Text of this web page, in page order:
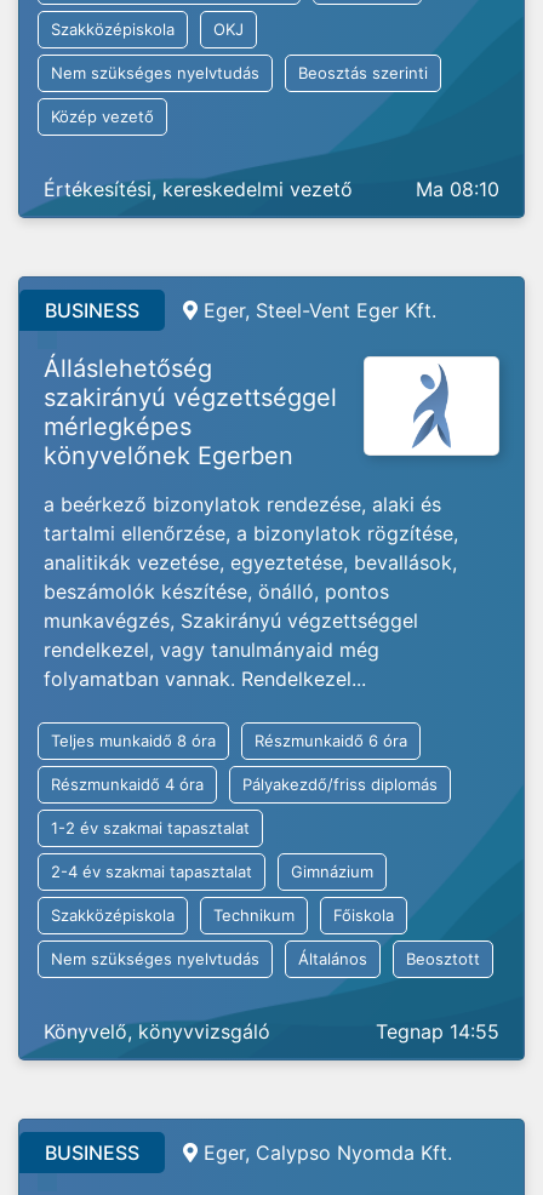
Szakközépiskola OKJ
Nem szükséges nyelvtudás Beosztás szerinti
Közép vezető
Értékesítési, kereskedelmi vezető Ma 08:10
BUSINESS Eger, Steel-Vent Eger Kft.
Álláslehetőség
szakirányú végzettséggel
mérlegképes
könyvelőnek Egerben
a beérkező bizonylatok rendezése, alaki és
tartalmi ellenőrzése, a bizonylatok rögzítése,
analitikák vezetése, egyeztetése, bevallások,
beszámolók készítése, önálló, pontos
munkavégzés, Szakirányú végzettséggel
rendelkezel, vagy tanulmányaid még
folyamatban vannak. Rendelkezel...
Teljes munkaidő 8 óra Részmunkaidő 6 óra
Részmunkaidő 4 óra Pályakezdő/friss diplomás
1-2 év szakmai tapasztalat
2-4 év szakmai tapasztalat Gimnázium
Szakközépiskola Technikum Főiskola
Nem szükséges nyelvtudás Általános Beosztott
Könyvelő, könyvvizsgáló Tegnap 14:55
BUSINESS Eger, Calypso Nyomda Kft.